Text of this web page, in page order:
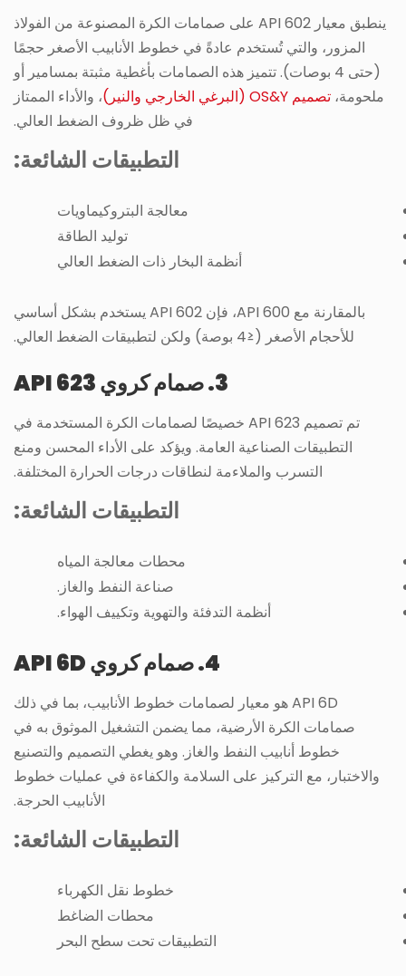
ينطبق معيار API 602 على صمامات الكرة المصنوعة من الفولاذ
المزور، والتي تُستخدم عادةً في خطوط الأنابيب الأصغر حجمًا
(حتى 4 بوصات). تتميز هذه الصمامات بأغطية مثبتة بمسامير أو
ملحومة، تصميم OS&Y (البرغي الخارجي والنير)
، والأداء الممتاز
في ظل ظروف الضغط العالي.
التطبيقات الشائعة:
معالجة البتروكيماويات
توليد الطاقة
أنظمة البخار ذات الضغط العالي
بالمقارنة مع API 600، فإن API 602 يستخدم بشكل أساسي
للأحجام الأصغر (≤4 بوصة) ولكن لتطبيقات الضغط العالي.
3. صمام كروي API 623
تم تصميم API 623 خصيصًا لصمامات الكرة المستخدمة في
التطبيقات الصناعية العامة. ويؤكد على الأداء المحسن ومنع
التسرب والملاءمة لنطاقات درجات الحرارة المختلفة.
التطبيقات الشائعة:
محطات معالجة المياه
صناعة النفط والغاز.
أنظمة التدفئة والتهوية وتكييف الهواء.
4. صمام كروي API 6D
API 6D هو معيار لصمامات خطوط الأنابيب، بما في ذلك
صمامات الكرة الأرضية، مما يضمن التشغيل الموثوق به في
خطوط أنابيب النفط والغاز. وهو يغطي التصميم والتصنيع
والاختبار، مع التركيز على السلامة والكفاءة في عمليات خطوط
الأنابيب الحرجة.
التطبيقات الشائعة:
خطوط نقل الكهرباء
محطات الضاغط
التطبيقات تحت سطح البحر